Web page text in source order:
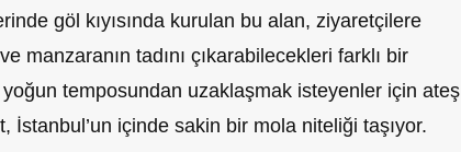
göl kıyısında kurulan bu alan, ziyaretçilere
manzaranın tadını çıkarabilecekleri farklı bir
temposundan uzaklaşmak isteyenler için ateş
İstanbul’un içinde sakin bir mola niteliği taşıyor.